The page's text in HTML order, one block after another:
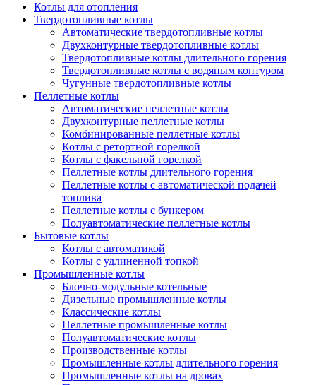
Котлы для отопления
Твердотопливные котлы
Автоматические твердотопливные котлы
Двухконтурные твердотопливные котлы
Твердотопливные котлы длительного горения
Твердотопливные котлы с водяным контуром
Чугунные твердотопливные котлы
Пеллетные котлы
Автоматические пеллетные котлы
Двухконтурные пеллетные котлы
Комбинированные пеллетные котлы
Котлы с ретортной горелкой
Котлы с факельной горелкой
Пеллетные котлы длительного горения
Пеллетные котлы с автоматической подачей
топлива
Пеллетные котлы с бункером
Полуавтоматические пеллетные котлы
Бытовые котлы
Котлы с автоматикой
Котлы с удлиненной топкой
Промышленные котлы
Блочно-модульные котельные
Дизельные промышленные котлы
Классические котлы
Пеллетные промышленные котлы
Полуавтоматические котлы
Производственные котлы
Промышленные котлы длительного горения
Промышленные котлы на дровах